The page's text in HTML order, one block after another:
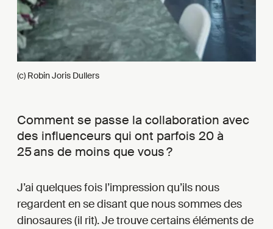
(c) Robin Joris Dullers
Comment se passe la collaboration avec
des influenceurs qui ont parfois 20 à
25 ans de moins que vous ?
J’ai quelques fois l’impression qu’ils nous
regardent en se disant que nous sommes des
dinosaures (il rit). Je trouve certains éléments de